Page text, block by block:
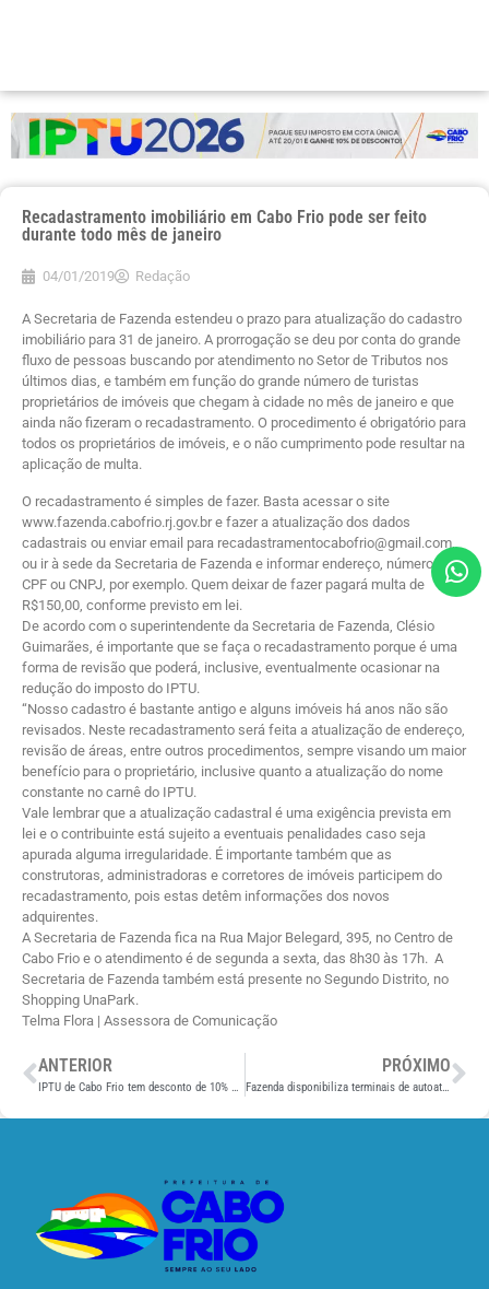
Recadastramento imobiliário em Cabo Frio pode ser feito
durante todo mês de janeiro
04/01/2019 Redação
A Secretaria de Fazenda estendeu o prazo para atualização do cadastro
imobiliário para 31 de janeiro. A prorrogação se deu por conta do grande
fluxo de pessoas buscando por atendimento no Setor de Tributos nos
últimos dias, e também em função do grande número de turistas
proprietários de imóveis que chegam à cidade no mês de janeiro e que
ainda não fizeram o recadastramento. O procedimento é obrigatório para
todos os proprietários de imóveis, e o não cumprimento pode resultar na
aplicação de multa.
O recadastramento é simples de fazer. Basta acessar o site
www.fazenda.cabofrio.rj.gov.br e fazer a atualização dos dados
cadastrais ou enviar email para recadastramentocabofrio@gmail.com,
ou ir à sede da Secretaria de Fazenda e informar endereço, número do
CPF ou CNPJ, por exemplo. Quem deixar de fazer pagará multa de
R$150,00, conforme previsto em lei.
De acordo com o superintendente da Secretaria de Fazenda, Clésio
Guimarães, é importante que se faça o recadastramento porque é uma
forma de revisão que poderá, inclusive, eventualmente ocasionar na
redução do imposto do IPTU.
“Nosso cadastro é bastante antigo e alguns imóveis há anos não são
revisados. Neste recadastramento será feita a atualização de endereço,
revisão de áreas, entre outros procedimentos, sempre visando um maior
benefício para o proprietário, inclusive quanto a atualização do nome
constante no carnê do IPTU.
Vale lembrar que a atualização cadastral é uma exigência prevista em
lei e o contribuinte está sujeito a eventuais penalidades caso seja
apurada alguma irregularidade. É importante também que as
construtoras, administradoras e corretores de imóveis participem do
recadastramento, pois estas detêm informações dos novos
adquirentes.
A Secretaria de Fazenda fica na Rua Major Belegard, 395, no Centro de
Cabo Frio e o atendimento é de segunda a sexta, das 8h30 às 17h. A
Secretaria de Fazenda também está presente no Segundo Distrito, no
Shopping UnaPark.
Telma Flora | Assessora de Comunicação
ANTERIOR
IPTU de Cabo Frio tem desconto de 10% até dia 31 de janeiro
PRÓXIMO
Fazenda disponibiliza terminais de autoatendimento e serviço para imprimir guias do IPTU 2019